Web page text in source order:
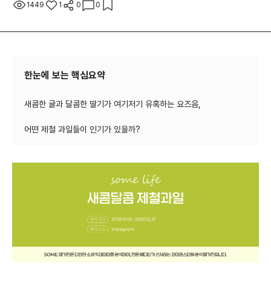
1449 1 0 0
한눈에 보는 핵심요약
새콤한 귤과 달콤한 딸기가 여기저기 유혹하는 요즈음,